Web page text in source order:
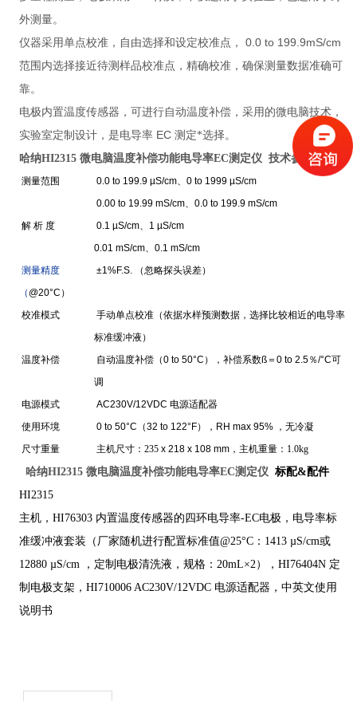
外测量。
仪器采用单点校准，自由选择和设定校准点，
0.0 to 199.9mS/cm
范围内选择接近待测样品校准点，精确校准，确保测量数据准确可
靠。
电极内置温度传感器，可进行自动温度补偿，采用的微电脑技术，
实验室定制设计，是电导率EC 测定*选择。
哈纳HI2315微电脑温度补偿功能电导率EC测定仪 技术参数:
测量范围
0.0 to 199.9 µS/cm、0 to 1999 µS/cm
0.00 to 19.99 mS/cm、0.0 to 199.9 mS/cm
解 析 度
0.1 µS/cm、1 µS/cm
0.01 mS/cm、0.1 mS/cm
测量精度
（ @20°C）
±1%F.S. （忽略探头误差）
校准模式
手动单点校准（依据水样预测数据，选择比较相近的电导率
标准缓冲液）
温度补偿
自动温度补偿（0 to 50°C ）， 补偿系数ß＝0 to 2.5％/°C可
调
电源模式
AC230V/12VDC 电源适配器
使用环境
0 to 50°C（32 to 122°F），RH max 95%， 无冷凝
尺寸重量
主机尺寸：235x 218 x 108 mm，主机重量：1.0kg
哈纳HI2315微电脑温度补偿功能电导率EC测定仪标配&配件
HI2315
主机，HI76303 内置温度传感器的四环电导率-EC电极，电导率标
准缓冲液套装（厂家随机进行配置标准值@25°C：1413 µS/cm或
12880 µS/cm ，定制电极清洗液，规格：20mL×2），HI76404N 定
制电极支架，HI710006 AC230V/12VDC 电源适配器，中英文使用
说明书